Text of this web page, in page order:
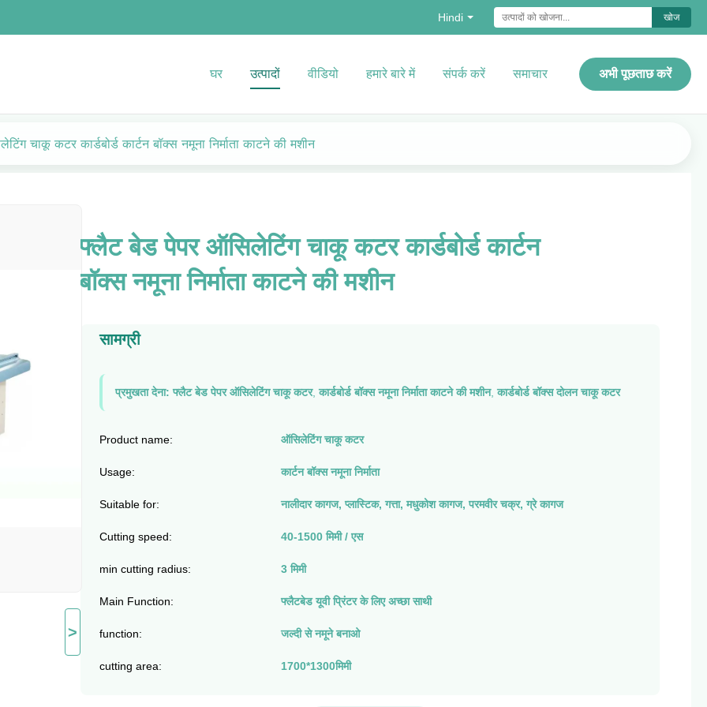
Hindi खोज
घर उत्पादों वीडियो हमारे बारे में संपर्क करें समाचार अभी पूछताछ करें
चाकू कटर कार्डबोर्ड कार्टन बॉक्स नमूना निर्माता काटने की मशीन
>
फ्लैट बेड पेपर ऑसिलेटिंग चाकू कटर कार्डबोर्ड कार्टन
बॉक्स नमूना निर्माता काटने की मशीन
सामग्री
प्रमुखता देना: फ्लैट बेड पेपर ऑसिलेटिंग चाकू कटर,कार्डबोर्ड बॉक्स नमूना निर्माता काटने की मशीन,कार्डबोर्ड बॉक्स दोलन चाकू कटर
Product name: ऑसिलेटिंग चाकू कटर
Usage: कार्टन बॉक्स नमूना निर्माता
Suitable for: नालीदार कागज, प्लास्टिक, गत्ता, मधुकोश कागज, परमवीर चक्र, ग्रे कागज
Cutting speed: 40-1500 मिमी / एस
min cutting radius: 3 मिमी
Main Function: फ्लैटबेड यूवी प्रिंटर के लिए अच्छा साथी
function: जल्दी से नमूने बनाओ
cutting area: 1700*1300मिमी